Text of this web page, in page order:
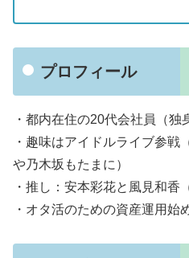
プロフィール
・都内在住の20代会社員（独
・趣味はアイドルライブ参戦
や乃木坂もたまに）
・推し：安本彩花と風見和香
・オタ活のための資産運用始